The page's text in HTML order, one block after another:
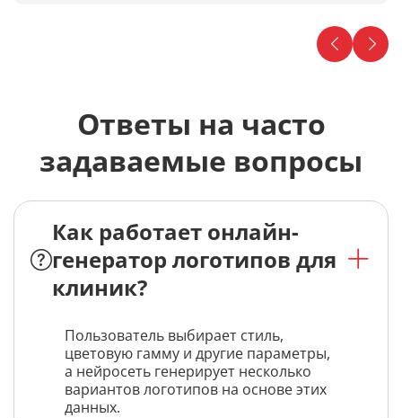
Ответы на часто
задаваемые вопросы
Как работает онлайн-
генератор логотипов для
клиник?
Пользователь выбирает стиль,
цветовую гамму и другие параметры,
а нейросеть генерирует несколько
вариантов логотипов на основе этих
данных.